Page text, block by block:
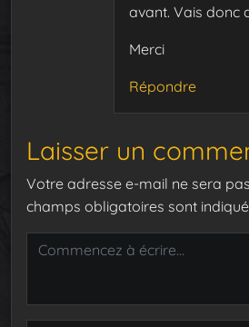
avant. Vais donc
Merci
Répondre
Laisser un
Votre adresse e-mail ne sera
champs obligatoires sont